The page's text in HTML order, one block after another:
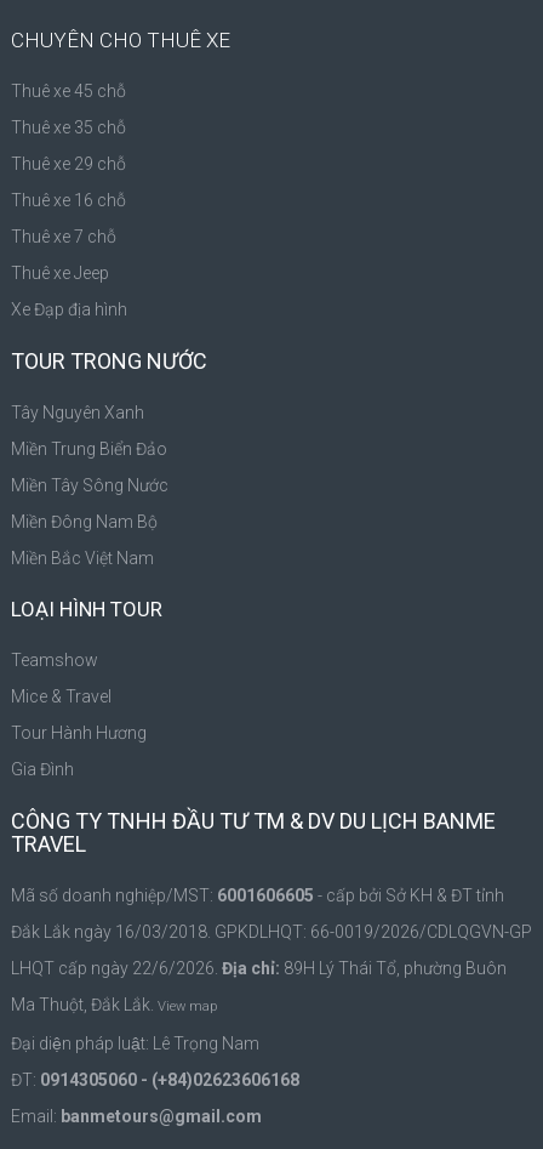
CHUYÊN CHO THUÊ XE
Thuê xe 45 chỗ
Thuê xe 35 chỗ
Thuê xe 29 chỗ
Thuê xe 16 chỗ
Thuê xe 7 chỗ
Thuê xe Jeep
Xe Đạp địa hình
TOUR TRONG NƯỚC
Tây Nguyên Xanh
Miền Trung Biển Đảo
Miền Tây Sông Nước
Miền Đông Nam Bộ
Miền Bắc Việt Nam
LOẠI HÌNH TOUR
Teamshow
Mice & Travel
Tour Hành Hương
Gia Đình
CÔNG TY TNHH ĐẦU TƯ TM & DV DU LỊCH BANME
TRAVEL
Mã số doanh nghiệp/MST: 6001606605 - cấp bởi Sở KH & ĐT tỉnh
Đắk Lắk ngày 16/03/2018. GPKDLHQT: 66-0019/2026/CDLQGVN-GP
LHQT cấp ngày 22/6/2026. Địa chỉ: 89H Lý Thái Tổ, phường Buôn
Ma Thuột, Đắk Lắk. View map
Đại diện pháp luật: Lê Trọng Nam
ĐT: 0914305060 - (+84)02623606168
Email: banmetours@gmail.com